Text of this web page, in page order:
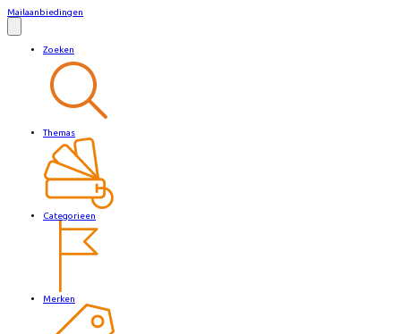
Mailaanbiedingen
Zoeken
Themas
Categorieen
Merken